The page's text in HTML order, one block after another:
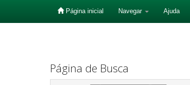
Página inicial Navegar Ajuda
Página de Busca